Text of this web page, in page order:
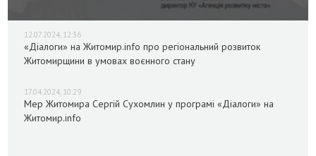
12.07.2024, 12:36
«Діалоги» на Житомир.info про регіональний розвиток
Житомирщини в умовах воєнного стану
17.04.2024, 10:29
Мер Житомира Сергій Сухомлин у програмі «Діалоги» на
Житомир.info